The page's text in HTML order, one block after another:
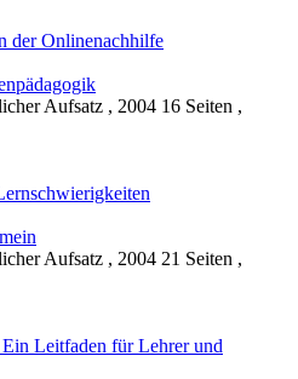
der Onlinenachhilfe
Aufsatz , 2004 16 Seiten ,
Aufsatz , 2004 21 Seiten ,
Leitfaden für Lehrer und